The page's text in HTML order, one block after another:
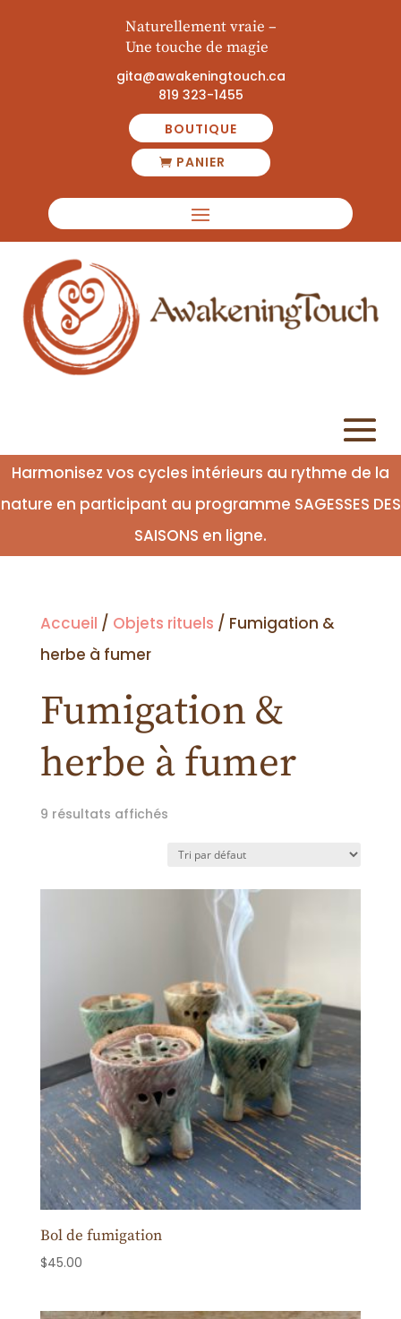
Naturellement vraie –
Une touche de magie
gita@awakeningtouch.ca
819 323-1455
BOUTIQUE
PANIER
Harmonisez vos cycles intérieurs au rythme de la
nature en participant au programme SAGESSES DES
SAISONS en ligne.
Accueil / Objets rituels / Fumigation &
herbe à fumer
Fumigation &
herbe à fumer
9 résultats affichés
Bol de fumigation
$45.00